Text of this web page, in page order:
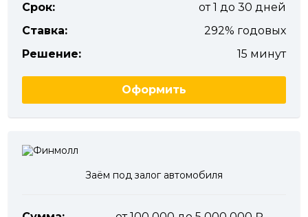
Срок:
от 1 до 30 дней
Ставка:
292% годовых
Решение:
15 минут
Оформить
Заём под залог автомобиля